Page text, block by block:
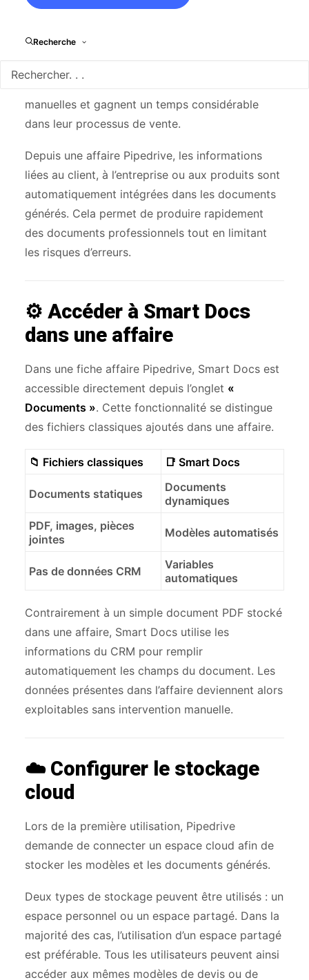
Recherche
documentaire commerciale en automatisant la
documents nécessitant une signature
manuelles et gagnent un temps considérable
dans leur processus de vente.
Depuis une affaire Pipedrive, les informations
liées au client, à l’entreprise ou aux produits sont
automatiquement intégrées dans les documents
générés. Cela permet de produire rapidement
des documents professionnels tout en limitant
les risques d’erreurs.
⚙️ Accéder à Smart Docs
dans une affaire
Dans une fiche affaire Pipedrive, Smart Docs est
accessible directement depuis l’onglet «
Documents ». Cette fonctionnalité se distingue
des fichiers classiques ajoutés dans une affaire.
📁 Fichiers classiques 📑 Smart Docs
Documents statiques
Documents
dynamiques
PDF, images, pièces
jointes
Modèles automatisés
Pas de données CRM
Variables
automatiques
Contrairement à un simple document PDF stocké
dans une affaire, Smart Docs utilise les
informations du CRM pour remplir
automatiquement les champs du document. Les
données présentes dans l’affaire deviennent alors
exploitables sans intervention manuelle.
☁️ Configurer le stockage
cloud
Lors de la première utilisation, Pipedrive
demande de connecter un espace cloud afin de
stocker les modèles et les documents générés.
Deux types de stockage peuvent être utilisés : un
espace personnel ou un espace partagé. Dans la
majorité des cas, l’utilisation d’un espace partagé
est préférable. Tous les utilisateurs peuvent ainsi
accéder aux mêmes modèles de devis ou de